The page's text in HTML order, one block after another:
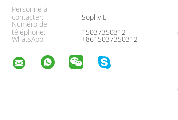
Personne à
contacter:
Sophy Li
Numéro de
téléphone:
15037350312
WhatsApp: +8615037350312